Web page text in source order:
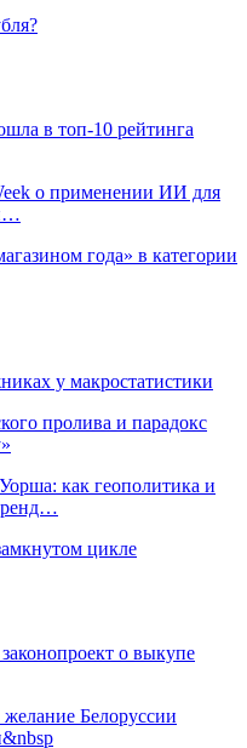
в топ-10 рейтинга
о применении ИИ для
года» в категории
у макростатистики
пролива и парадокс
как геополитика и
цикле
о выкупе
Белоруссии